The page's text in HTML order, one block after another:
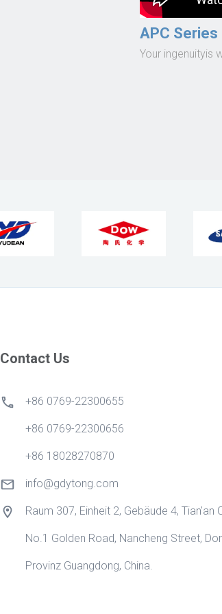
APC Series
Your ingenuityis
Contact Us
+86 0769-22300655
+86 0769-22300656
+86 18028270870
info@gdytong.com
Raum 307, Einheit 2, Gebäude 4, Tian'an
No.1 Golden Road, Nancheng Street,
Provinz Guangdong, China.